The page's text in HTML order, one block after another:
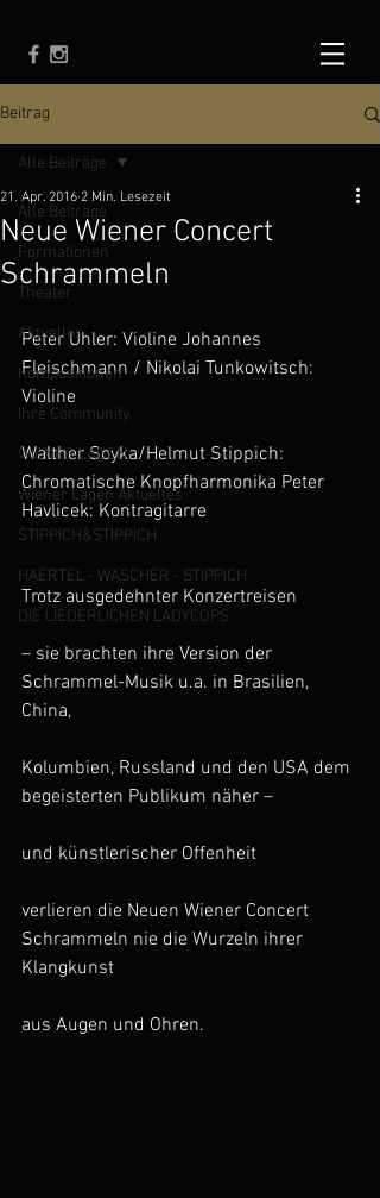
Beitrag
Alle Beiträge
Formationen
Theater
Aktuelles
Kompositionen
Ihre Community
WIENER LAGEN
Wiener Lagen Aktuelles
STIPPICH&STIPPICH
HAERTEL - WASCHER - STIPPICH
DIE LIEDERLICHEN LADYCOPS
Alle Beiträge
Neue Wiener Concert
Schrammeln
21. Apr. 2016 2 Min. Lesezeit
Peter Uhler: Violine Johannes
Fleischmann / Nikolai Tunkowitsch:
Violine
Walther Soyka/Helmut Stippich:
Chromatische Knopfharmonika Peter
Havlicek: Kontragitarre
Trotz ausgedehnter Konzertreisen
– sie brachten ihre Version der
Schrammel-Musik u.a. in Brasilien,
China,
Kolumbien, Russland und den USA dem
begeisterten Publikum näher –
und künstlerischer Offenheit
verlieren die Neuen Wiener Concert
Schrammeln nie die Wurzeln ihrer
Klangkunst
aus Augen und Ohren.